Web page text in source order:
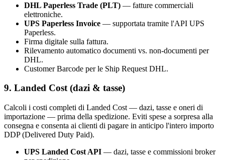
DHL Paperless Trade (PLT) — fatture commerciali
elettroniche.
UPS Paperless Invoice — supportata tramite l'API UPS
Paperless.
Firma digitale sulla fattura.
Rilevamento automatico documenti vs. non-documenti per
DHL.
Customer Barcode per le Ship Request DHL.
9. Landed Cost (dazi & tasse)
Calcoli i costi completi di Landed Cost — dazi, tasse e oneri di
importazione — prima della spedizione. Eviti spese a sorpresa alla
consegna e consenta ai clienti di pagare in anticipo l'intero importo
DDP (Delivered Duty Paid).
UPS Landed Cost API — dazi, tasse e commissioni broker